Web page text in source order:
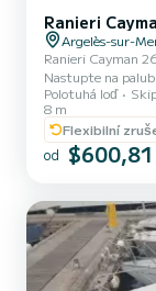
Argelès-sur-
Ranieri Cayman
Nastupte na
lodě, která
nezapomenutelný
rodinou, tento
rudé pobřeží v nejlepších
sluneční palubě,
Polotuhá loď
8 m
Flexibilní
od $600,81